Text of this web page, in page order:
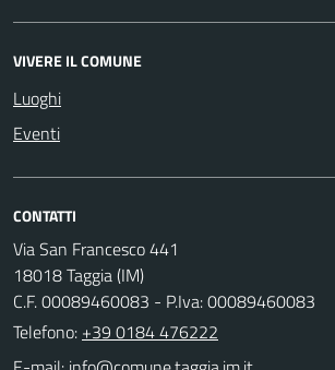
VIVERE IL COMUNE
Luoghi
Eventi
CONTATTI
Via San Francesco 441
18018 Taggia (IM)
C.F. 00089460083 - P.Iva: 00089460083
Telefono: +39 0184 476222